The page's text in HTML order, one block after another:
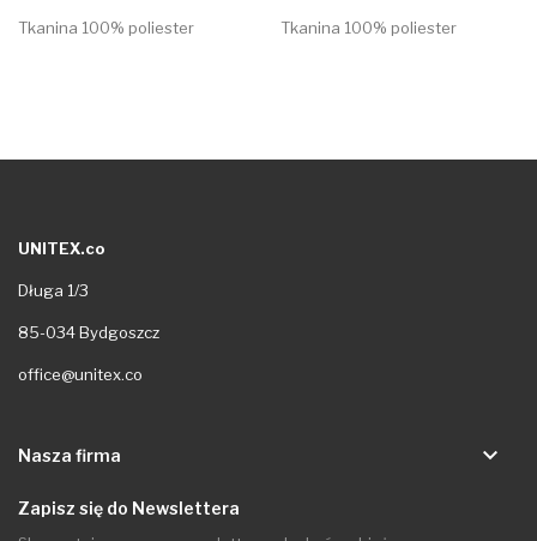
Tkanina 100% poliester Tkanina 100% poliester
UNITEX.co
Długa 1/3
85-034 Bydgoszcz
office@unitex.co
Nasza firma keyboard_arrow_down
Zapisz się do Newslettera